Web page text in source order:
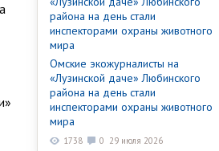
Омские экожурналисты на
«Лузинской даче» Любинского
района на день стали
инспекторами охраны животного
мира
1738 0 29 июля 2026